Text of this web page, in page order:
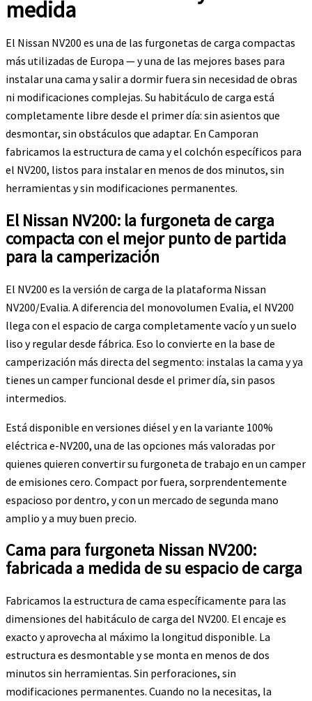
medida
El Nissan NV200 es una de las furgonetas de carga compactas
más utilizadas de Europa — y una de las mejores bases para
instalar una cama y salir a dormir fuera sin necesidad de obras
ni modificaciones complejas. Su habitáculo de carga está
completamente libre desde el primer día: sin asientos que
desmontar, sin obstáculos que adaptar. En Camporan
fabricamos la estructura de cama y el colchón específicos para
el NV200, listos para instalar en menos de dos minutos, sin
herramientas y sin modificaciones permanentes.
El Nissan NV200: la furgoneta de carga
compacta con el mejor punto de partida
para la camperización
El NV200 es la versión de carga de la plataforma Nissan
NV200/Evalia. A diferencia del monovolumen Evalia, el NV200
llega con el espacio de carga completamente vacío y un suelo
liso y regular desde fábrica. Eso lo convierte en la base de
camperización más directa del segmento: instalas la cama y ya
tienes un camper funcional desde el primer día, sin pasos
intermedios.
Está disponible en versiones diésel y en la variante 100%
eléctrica e-NV200, una de las opciones más valoradas por
quienes quieren convertir su furgoneta de trabajo en un camper
de emisiones cero. Compact por fuera, sorprendentemente
espacioso por dentro, y con un mercado de segunda mano
amplio y a muy buen precio.
Cama para furgoneta Nissan NV200:
fabricada a medida de su espacio de carga
Fabricamos la estructura de cama específicamente para las
dimensiones del habitáculo de carga del NV200. El encaje es
exacto y aprovecha al máximo la longitud disponible. La
estructura es desmontable y se monta en menos de dos
minutos sin herramientas. Sin perforaciones, sin
modificaciones permanentes. Cuando no la necesitas, la